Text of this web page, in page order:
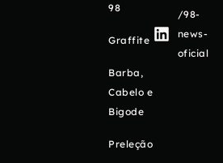
98
Graffite
Barba,
Cabelo e
Bigode
Preleção
/98-
news-
oficial